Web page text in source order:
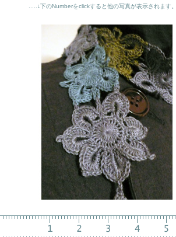
.....↓下のNumberをclickすると他の写真が表示されます。